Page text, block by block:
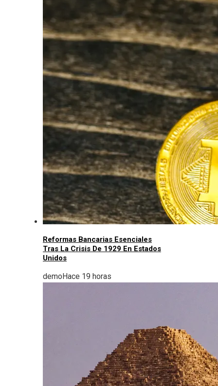
Reformas Bancarias Esenciales
Tras La Crisis De 1929 En Estados
Unidos
demoHace 19 horas